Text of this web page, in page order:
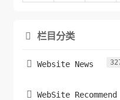
 栏目分类
 Website News
 WebSite Recommend